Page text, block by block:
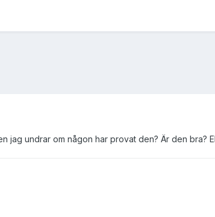
jag undrar om någon har provat den? Är den bra?